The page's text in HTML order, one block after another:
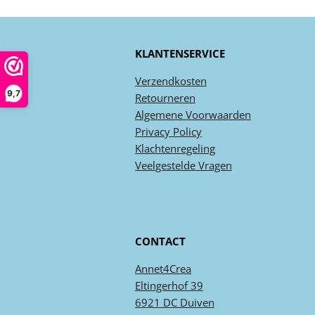
9,7
KLANTENSERVICE
Verzendkosten
Retourneren
Algemene Voorwaarden
Privacy Policy
Klachtenregeling
Veelgestelde Vragen
CONTACT
Annet4Crea
Eltingerhof 39
6921 DC Duiven